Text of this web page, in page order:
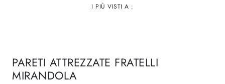
I PIÙ VISTI A :
PARETI ATTREZZATE FRATELLI
MIRANDOLA